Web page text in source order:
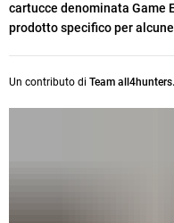
cartucce denominata Game
prodotto specifico per
Un contributo di Team